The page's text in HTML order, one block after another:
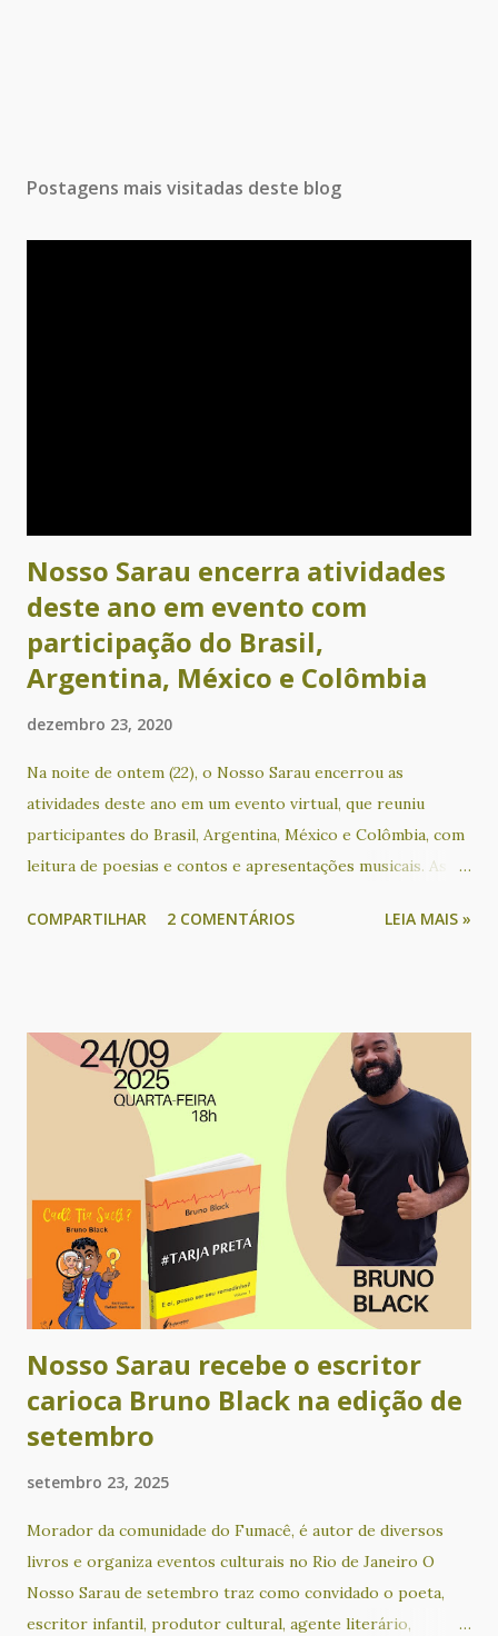
Postagens mais visitadas deste blog
Nosso Sarau encerra atividades
deste ano em evento com
participação do Brasil,
Argentina, México e Colômbia
dezembro 23, 2020
Na noite de ontem (22), o Nosso Sarau encerrou as
atividades deste ano em um evento virtual, que reuniu
participantes do Brasil, Argentina, México e Colômbia, com
leitura de poesias e contos e apresentações musicais. As
desde que o evento passou a ser realizado em formato on-
Maschio, Cacau Novaes, Catarina Labouré, Cecilia Peixoto,
Cecilia Rogers, Claudia Alejandra Auriol, Cris Ávila, Cristina
Leilane Fernandes, Dilma de Andrade, Faba, Gabriela Ladrón
de Guevara, Graciela Romero, Jooselene Neggra Black,
Jorge Alfredo Castillo Moreno, Lican Javier M., Ligia
Helena Carvalho, Manuela Barreto, Mariana Valle, Mariney
Klecz, Martín Nigromante, Nhyin - o Gnomo do Arco-íris,
Priscila Moreira, Rebeca Carvalho, Regina Alves, Rita
Queiroz­, Rosania Alves, Sérgio Augusto Fer...
COMPARTILHAR 2 COMENTÁRIOS LEIA MAIS »
Nosso Sarau recebe o escritor
carioca Bruno Black na edição de
setembro
setembro 23, 2025
Morador da comunidade do Fumacê, é autor de diversos
livros e organiza eventos culturais no Rio de Janeiro O
Nosso Sarau de setembro traz como convidado o poeta,
escritor infantil, produtor cultural, agente literário,